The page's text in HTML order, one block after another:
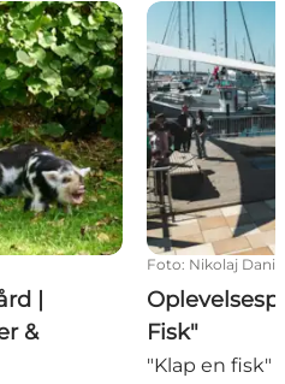
| Gårdbutik, dyreunger &
|
&
Foto: Nikolaj
Fisk"
"Klap en fisk"